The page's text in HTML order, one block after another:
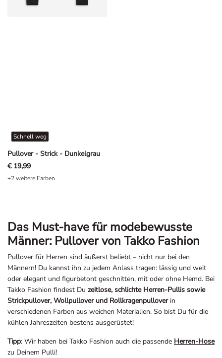
Pullover - Strick - Dunkelgrau
Schnell weg
€ 19,99
+2 weitere Farben
Das Must-have für modebewusste
Männer: Pullover von Takko Fashion
Pullover für Herren sind äußerst beliebt – nicht nur bei den
Männern! Du kannst ihn zu jedem Anlass tragen: lässig und weit
oder elegant und figurbetont geschnitten, mit oder ohne Hemd. Bei
Takko Fashion findest Du zeitlose, schlichte Herren-Pullis sowie
Strickpullover, Wollpullover und Rollkragenpulloverin
verschiedenen Farben aus weichen Materialien. So bist Du für die
kühlen Jahreszeiten bestens ausgerüstet!
Tipp: Wir haben bei Takko Fashion auch die passende Herren-Hose
zu Deinem Pulli!